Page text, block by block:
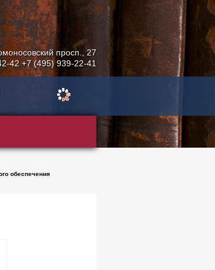
просп., 27
42 +7 (495) 939-22-41
обеспечения